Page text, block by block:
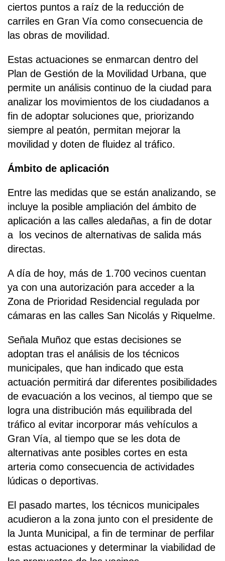
ciertos puntos a raíz de la reducción de
carriles en Gran Vía como consecuencia de
las obras de movilidad.
Estas actuaciones se enmarcan dentro del
Plan de Gestión de la Movilidad Urbana, que
permite un análisis continuo de la ciudad para
analizar los movimientos de los ciudadanos a
fin de adoptar soluciones que, priorizando
siempre al peatón, permitan mejorar la
movilidad y doten de fluidez al tráfico.
Ámbito de aplicación
Entre las medidas que se están analizando, se
incluye la posible ampliación del ámbito de
aplicación a las calles aledañas, a fin de dotar
a los vecinos de alternativas de salida más
directas.
A día de hoy, más de 1.700 vecinos cuentan
ya con una autorización para acceder a la
Zona de Prioridad Residencial regulada por
cámaras en las calles San Nicolás y Riquelme.
Señala Muñoz que estas decisiones se
adoptan tras el análisis de los técnicos
municipales, que han indicado que esta
actuación permitirá dar diferentes posibilidades
de evacuación a los vecinos, al tiempo que se
logra una distribución más equilibrada del
tráfico al evitar incorporar más vehículos a
Gran Vía, al tiempo que se les dota de
alternativas ante posibles cortes en esta
arteria como consecuencia de actividades
lúdicas o deportivas.
El pasado martes, los técnicos municipales
acudieron a la zona junto con el presidente de
la Junta Municipal, a fin de terminar de perfilar
estas actuaciones y determinar la viabilidad de